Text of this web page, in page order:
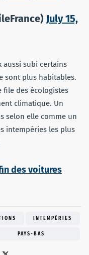
July 15,
aussi subi certains
sont plus habitables.
file des écologistes
climatique. Un
selon elle comme un
intempéries les plus
des voitures
INTEMPÉRIES
PAYS-BAS